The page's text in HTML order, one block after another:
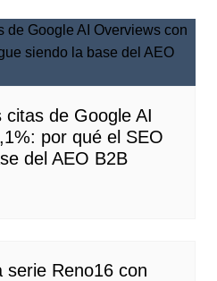
citas de Google AI
por qué el SEO
del AEO B2B
serie Reno16 con